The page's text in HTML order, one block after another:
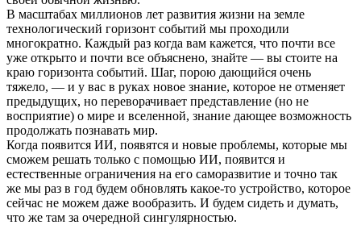
В масштабах миллионов лет развития жизни на земле
технологический горизонт событий мы проходили
многократно. Каждый раз когда вам кажется, что почти все
уже открыто и почти все объяснено, знайте — вы стоите на
краю горизонта событий. Шаг, порою дающийся очень
тяжело, — и у вас в руках новое знание, которое не отменяет
предыдущих, но переворачивает представление (но не
восприятие) о мире и вселенной, знание дающее возможность
продолжать познавать мир.
Когда появится ИИ, появятся и новые проблемы, которые мы
сможем решать только с помощью ИИ, появится и
естественные ограничения на его саморазвитие и точно так
же мы раз в год будем обновлять какое-то устройство, которое
сейчас не можем даже вообразить. И будем сидеть и думать,
что же там за очередной сингулярностью.